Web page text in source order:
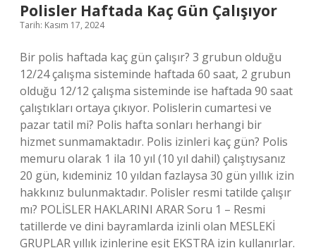
Polisler Haftada Kaç Gün Çalışıyor
Tarih: Kasım 17, 2024
Bir polis haftada kaç gün çalışır? 3 grubun olduğu
12/24 çalışma sisteminde haftada 60 saat, 2 grubun
olduğu 12/12 çalışma sisteminde ise haftada 90 saat
çalıştıkları ortaya çıkıyor. Polislerin cumartesi ve
pazar tatil mi? Polis hafta sonları herhangi bir
hizmet sunmamaktadır. Polis izinleri kaç gün? Polis
memuru olarak 1 ila 10 yıl (10 yıl dahil) çalıştıysanız
20 gün, kıdeminiz 10 yıldan fazlaysa 30 gün yıllık izin
hakkınız bulunmaktadır. Polisler resmi tatilde çalışır
mı? POLİSLER HAKLARINI ARAR Soru 1 – Resmi
tatillerde ve dini bayramlarda izinli olan MESLEKİ
GRUPLAR yıllık izinlerine eşit EKSTRA izin kullanırlar.